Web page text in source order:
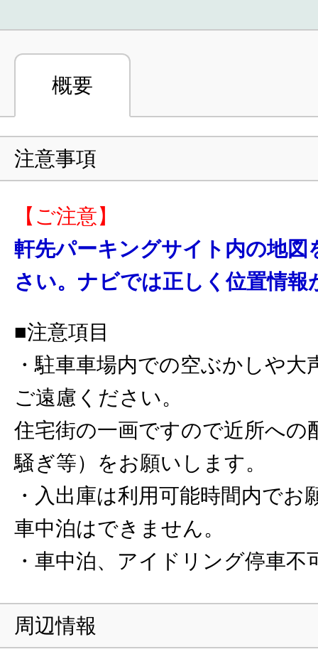
概要
注意事項
【ご注意】
軒先パーキングサイト内の地図
さい。ナビでは正しく位置情報
■注意項目
・駐車車場内での空ぶかしや大
ご遠慮ください。
住宅街の一画ですので近所への
騒ぎ等）をお願いします。
・入出庫は利用可能時間内でお
車中泊はできません。
・車中泊、アイドリング停車不
周辺情報